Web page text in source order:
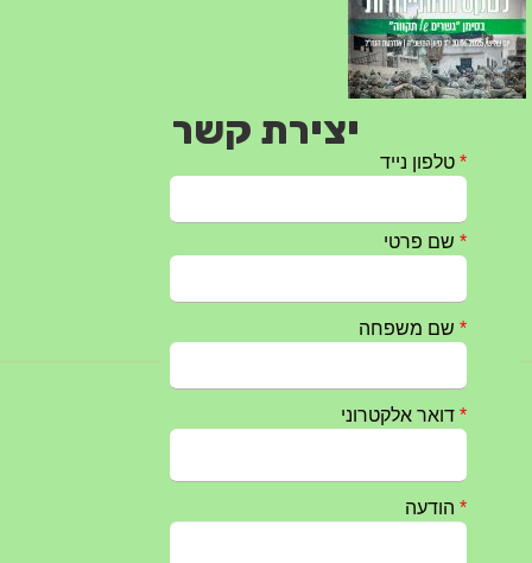
טקס ההתיחדות עם החללים לשנת 2025 – 10 יוני 2025
מופע הגבעטרון ב 10.10.2024 נדחה בשל המצב הבטחוני
חרבות ברזל – הודעה 1 – 14.10.2023
יצירת קשר